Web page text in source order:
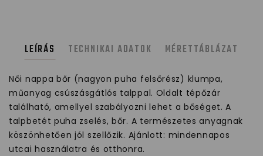
LEÍRÁS TECHNIKAI ADATOK MÉRETTÁBLÁZAT
Női nappa bőr (nagyon puha felsőrész) klumpa,
műanyag csúszásgátlós talppal. Oldalt tépőzár
található, amellyel szabályozni lehet a bőséget. A
talpbetét puha zselés, bőr. A természetes anyagnak
köszönhetően jól szellőzik. Ajánlott: mindennapos
utcai használatra és otthonra.